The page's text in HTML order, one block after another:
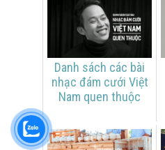
Danh sách các bài
nhạc đám cưới Việt
Nam quen thuộc